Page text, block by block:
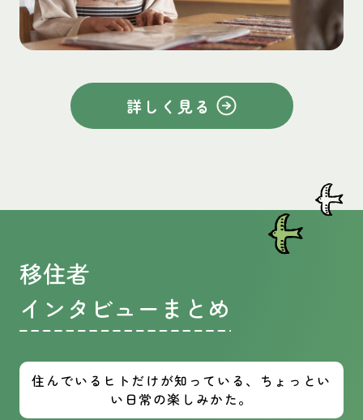
詳しく見る
移住者
インタビューまとめ
住んでいるヒトだけが知っている、ちょっとい
い日常の楽しみかた。